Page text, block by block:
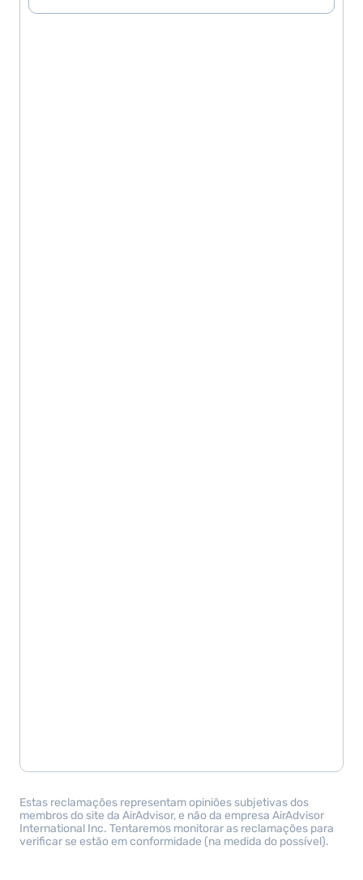
Estas reclamações representam opiniões subjetivas dos
membros do site da AirAdvisor, e não da empresa AirAdvisor
International Inc. Tentaremos monitorar as reclamações para
verificar se estão em conformidade (na medida do possível).